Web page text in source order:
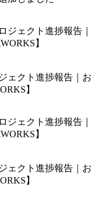
ェクト進捗報告｜お
】
ェクト進捗報告｜お
】